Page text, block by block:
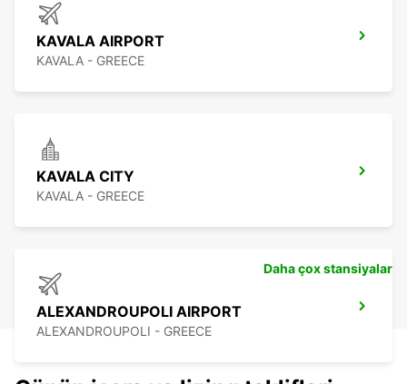
KAVALA AIRPORT
KAVALA - GREECE
KAVALA CITY
KAVALA - GREECE
ALEXANDROUPOLI AIRPORT
ALEXANDROUPOLI - GREECE
Daha çox stansiyalar